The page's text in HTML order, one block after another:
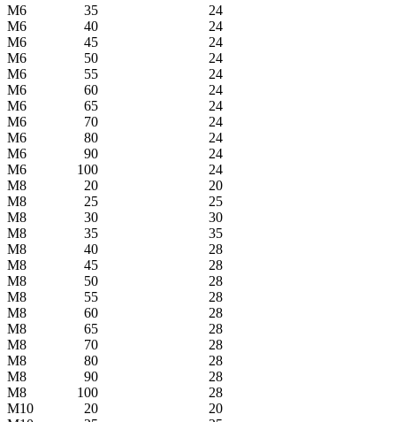
М6
35
24
М6
40
24
М6
45
24
М6
50
24
М6
55
24
М6
60
24
М6
65
24
М6
70
24
М6
80
24
М6
90
24
М6
100
24
М8
20
20
М8
25
25
М8
30
30
М8
35
35
М8
40
28
М8
45
28
М8
50
28
М8
55
28
М8
60
28
М8
65
28
М8
70
28
М8
80
28
М8
90
28
М8
100
28
М10
20
20